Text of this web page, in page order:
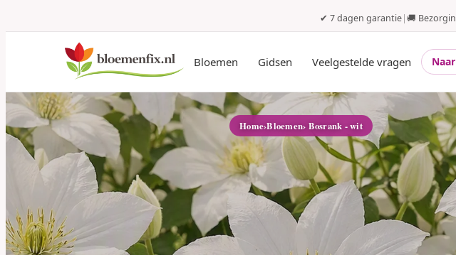
✔ 7 dagen garantie|🚚
Bloemen Gidsen Veelgestelde vragen
Home›Bloemen› Bosrank - wit